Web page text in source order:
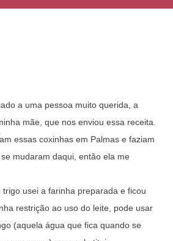
a uma pessoa muito querida, a
mãe, que nos enviou essa receita.
essas coxinhas em Palmas e faziam
mudaram daqui, então ela me
usei a farinha preparada e ficou
restrição ao uso do leite, pode usar
(aquela água que fica quando se